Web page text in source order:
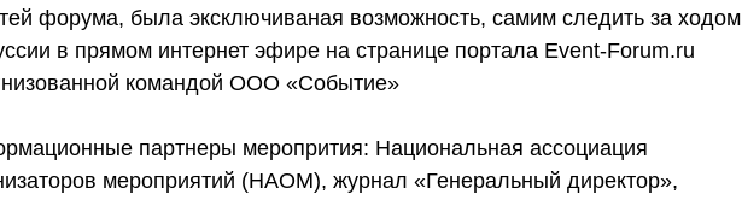
форума, была эксключиваная возможность, самим следить за ходом
в прямом интернет эфире на странице портала Event-Forum.ru
командой ООО «Событие»
партнеры меропрития: Национальная ассоциация
мероприятий (НАОМ), журнал «Генеральный директор»,